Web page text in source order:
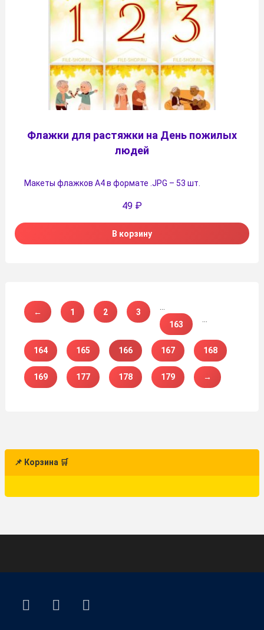
Флажки для растяжки на День пожилых
людей
Макеты флажков А4 в формате .JPG – 53 шт.
49 ₽
В корзину
← 1 2 3
163
164 165 166 167 168
169 177 178 179 →
📌 Корзина 🛒
ВКонтакте
YouTube
E-mail